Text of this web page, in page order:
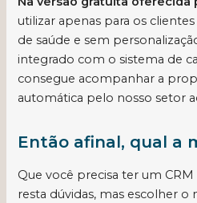
utilizar apenas para os
de saúde e sem
integrado com o sistema de
consegue acompanhar a
automática pelo nosso setor
Então afinal, qual a
Que você precisa ter um
resta dúvidas, mas escolher o